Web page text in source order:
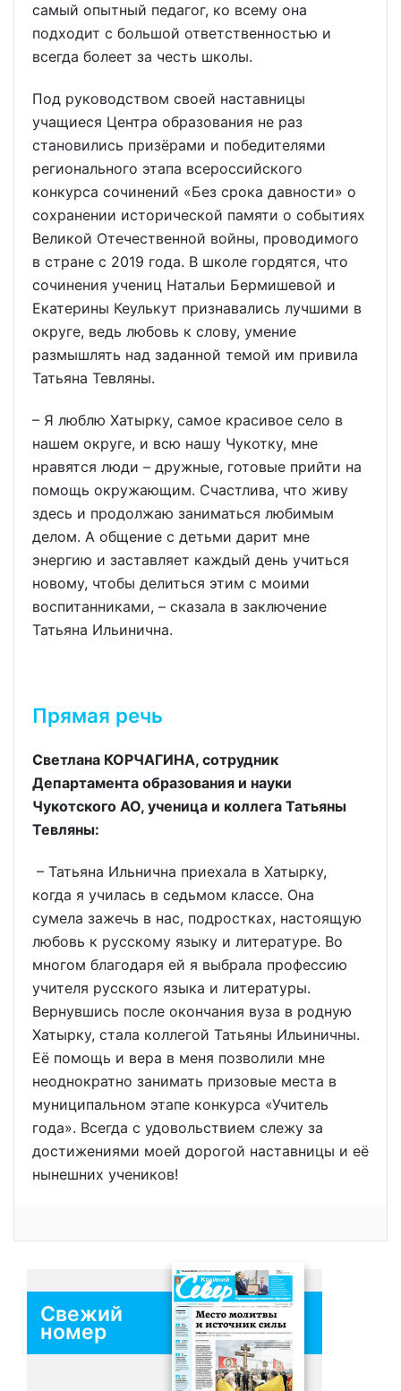
самый опытный педагог, ко всему она
подходит с большой ответственностью и
всегда болеет за честь школы.
Под руководством своей наставницы
учащиеся Центра образования не раз
становились призёрами и победителями
регионального этапа всероссийского
конкурса сочинений «Без срока давности» о
сохранении исторической памяти о событиях
Великой Отечественной войны, проводимого
в стране с 2019 года. В школе гордятся, что
сочинения учениц Натальи Бермишевой и
Екатерины Кеулькут признавались лучшими в
округе, ведь любовь к слову, умение
размышлять над заданной темой им привила
Татьяна Тевляны.
– Я люблю Хатырку, самое красивое село в
нашем округе, и всю нашу Чукотку, мне
нравятся люди – дружные, готовые прийти на
помощь окружающим. Счастлива, что живу
здесь и продолжаю заниматься любимым
делом. А общение с детьми дарит мне
энергию и заставляет каждый день учиться
новому, чтобы делиться этим с моими
воспитанниками, – сказала в заключение
Татьяна Ильинична.
Прямая речь
Светлана КОРЧАГИНА, сотрудник
Департамента образования и науки
Чукотского АО, ученица и коллега Татьяны
Тевляны:
– Татьяна Ильнична приехала в Хатырку,
когда я училась в седьмом классе. Она
сумела зажечь в нас, подростках, настоящую
любовь к русскому языку и литературе. Во
многом благодаря ей я выбрала профессию
учителя русского языка и литературы.
Вернувшись после окончания вуза в родную
Хатырку, стала коллегой Татьяны Ильиничны.
Её помощь и вера в меня позволили мне
неоднократно занимать призовые места в
муниципальном этапе конкурса «Учитель
года». Всегда с удовольствием слежу за
достижениями моей дорогой наставницы и её
нынешних учеников!
Свежий
номер